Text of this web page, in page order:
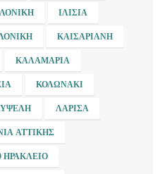
ΙΛΊΣΙΑ
ΚΑΙΣΑΡΙΑΝΉ
ΚΑΛΑΜΑΡΙΆ
ΚΟΛΩΝΆΚΙ
ΛΆΡΙΣΑ
ΑΤΤΙΚΉΣ
ΗΡΆΚΛΕΙΟ